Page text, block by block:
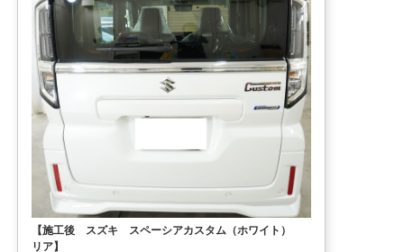
【施工後 スズキ スペーシアカスタム（ホワイト）
リア】